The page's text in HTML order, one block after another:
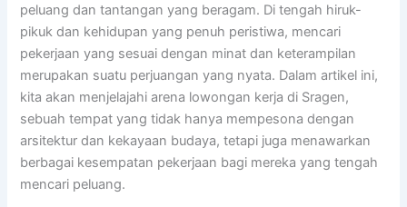
peluang dan tantangan yang beragam. Di tengah hiruk-
pikuk dan kehidupan yang penuh peristiwa, mencari
pekerjaan yang sesuai dengan minat dan keterampilan
merupakan suatu perjuangan yang nyata. Dalam artikel ini,
kita akan menjelajahi arena lowongan kerja di Sragen,
sebuah tempat yang tidak hanya mempesona dengan
arsitektur dan kekayaan budaya, tetapi juga menawarkan
berbagai kesempatan pekerjaan bagi mereka yang tengah
mencari peluang.